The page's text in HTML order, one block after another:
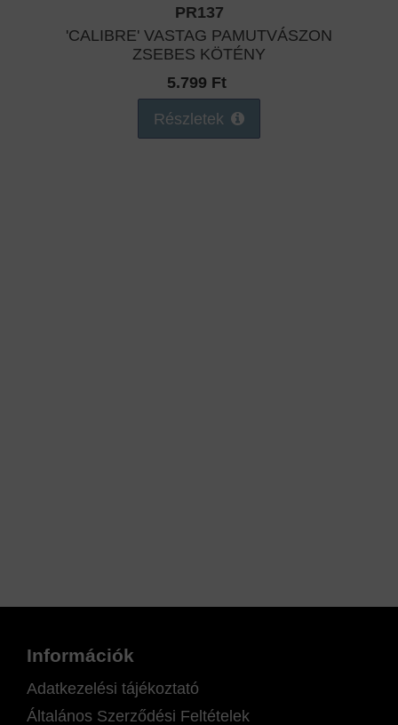
PR137
'CALIBRE' VASTAG PAMUTVÁSZON
ZSEBES KÖTÉNY
5.799 Ft
Részletek
Információk
Adatkezelési tájékoztató
Általános Szerződési Feltételek